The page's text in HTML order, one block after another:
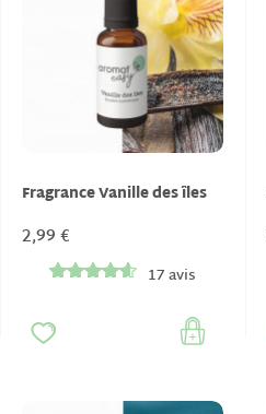
Fragrance Vanille des îles
2,99 €
17 avis